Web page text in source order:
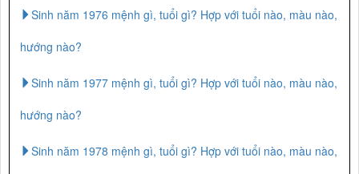
Sinh năm 1976 mệnh gì, tuổi gì? Hợp với tuổi nào, màu nào,
hướng nào?
Sinh năm 1977 mệnh gì, tuổi gì? Hợp với tuổi nào, màu nào,
hướng nào?
Sinh năm 1978 mệnh gì, tuổi gì? Hợp với tuổi nào, màu nào,